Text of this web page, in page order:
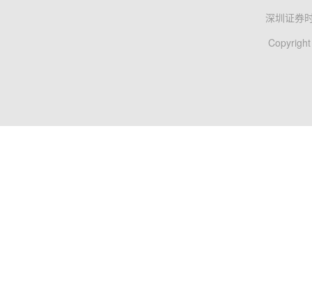
深圳证券